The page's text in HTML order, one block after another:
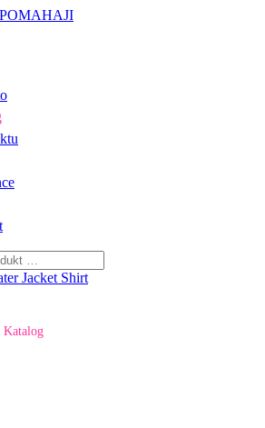
Jacket Shirt
Katalog